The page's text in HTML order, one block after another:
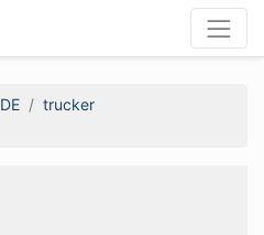
DE
trucker